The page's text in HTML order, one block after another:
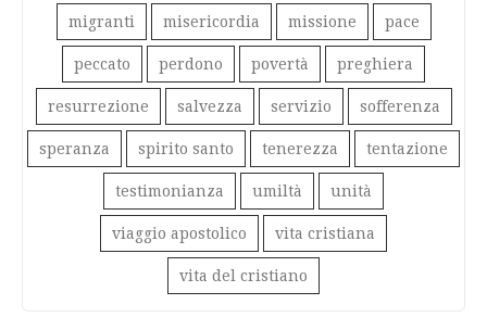
migranti misericordia missione pace
peccato perdono povertà preghiera
resurrezione salvezza servizio sofferenza
speranza spirito santo tenerezza tentazione
testimonianza umiltà unità
viaggio apostolico vita cristiana
vita del cristiano